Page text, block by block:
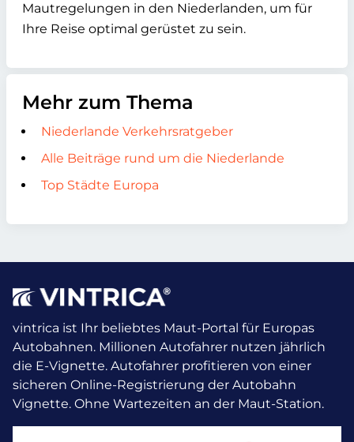
Mautregelungen in den Niederlanden, um für
Ihre Reise optimal gerüstet zu sein.
Mehr zum Thema
Niederlande Verkehrsratgeber
Alle Beiträge rund um die Niederlande
Top Städte Europa
vintrica ist Ihr beliebtes Maut-Portal für Europas
Autobahnen. Millionen Autofahrer nutzen jährlich
die E-Vignette. Autofahrer profitieren von einer
sicheren Online-Registrierung der Autobahn
Vignette. Ohne Wartezeiten an der Maut-Station.